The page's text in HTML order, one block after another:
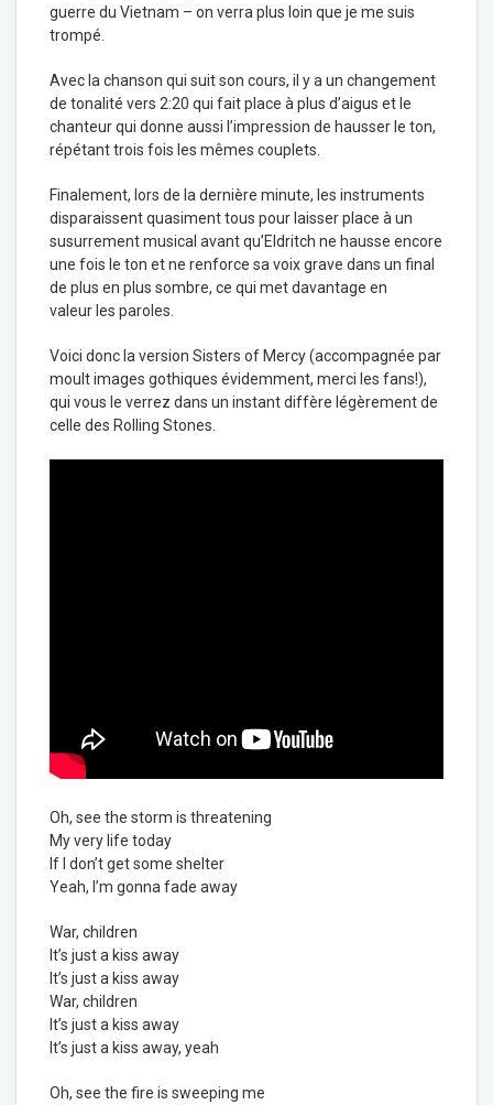
guerre du Vietnam – on verra plus loin que je me suis
trompé.
Avec la chanson qui suit son cours, il y a un changement
de tonalité vers 2:20 qui fait place à plus d’aigus et le
chanteur qui donne aussi l’impression de hausser le ton,
répétant trois fois les mêmes couplets.
Finalement, lors de la dernière minute, les instruments
disparaissent quasiment tous pour laisser place à un
susurrement musical avant qu’Eldritch ne hausse encore
une fois le ton et ne renforce sa voix grave dans un final
de plus en plus sombre, ce qui met davantage en
valeur les paroles.
Voici donc la version Sisters of Mercy (accompagnée par
moult images gothiques évidemment, merci les fans!),
qui vous le verrez dans un instant diffère légèrement de
celle des Rolling Stones.
Oh, see the storm is threatening
My very life today
If I don’t get some shelter
Yeah, I’m gonna fade away
War, children
It’s just a kiss away
It’s just a kiss away
War, children
It’s just a kiss away
It’s just a kiss away, yeah
Oh, see the fire is sweeping me